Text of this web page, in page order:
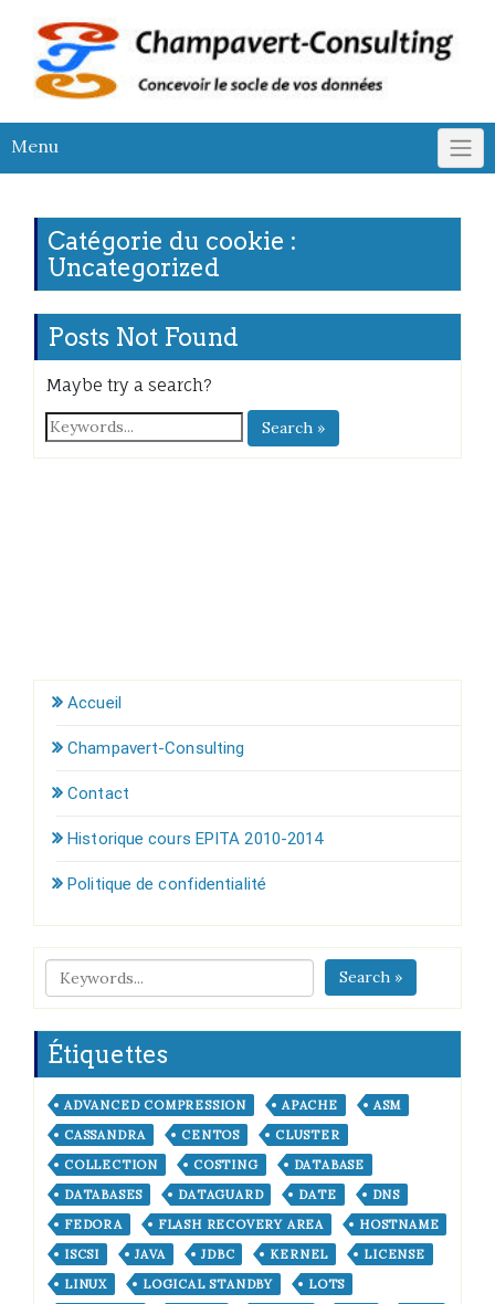
content
Menu
Catégorie du cookie :
Uncategorized
Posts Not Found
Maybe try a search?
Search »
Accueil
Champavert-Consulting
Contact
Historique cours EPITA 2010-2014
Politique de confidentialité
Search »
Étiquettes
ADVANCED COMPRESSION APACHE
ASM
CASSANDRA
CENTOS
CLUSTER
COLLECTION
COSTING
DATABASE
DATABASES
DATAGUARD DATE
DNS
FEDORA
FLASH RECOVERY AREA
HOSTNAME
ISCSI
JAVA JDBC KERNEL
LICENSE
LINUX
LOGICAL STANDBY
LOTS